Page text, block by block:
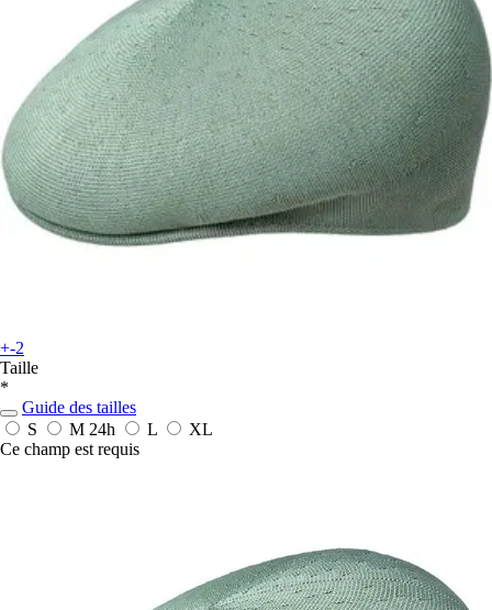
+-2
Taille
*
Guide des tailles
S
M 24h L
XL
Ce champ est requis